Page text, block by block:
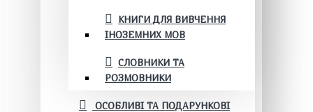
КНИГИ ДЛЯ ВИВЧЕННЯ
ІНОЗЕМНИХ МОВ
СЛОВНИКИ ТА
РОЗМОВНИКИ
ОСОБЛИВІ ТА ПОДАРУНКОВІ